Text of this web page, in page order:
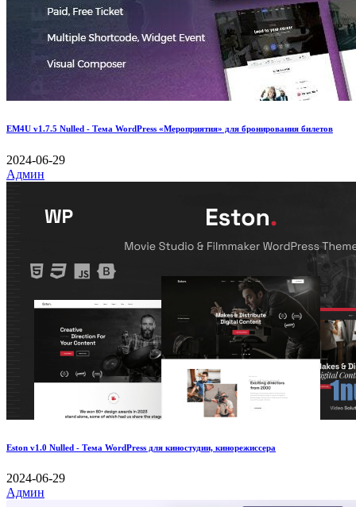
EM4U v1.7.5 Nulled - Тема WordPress «Мероприятия» для бронирования билетов
2024-06-29
Админ
Eston v1.0 Nulled - Тема WordPress для киностудии, кинорежиссера
2024-06-29
Админ